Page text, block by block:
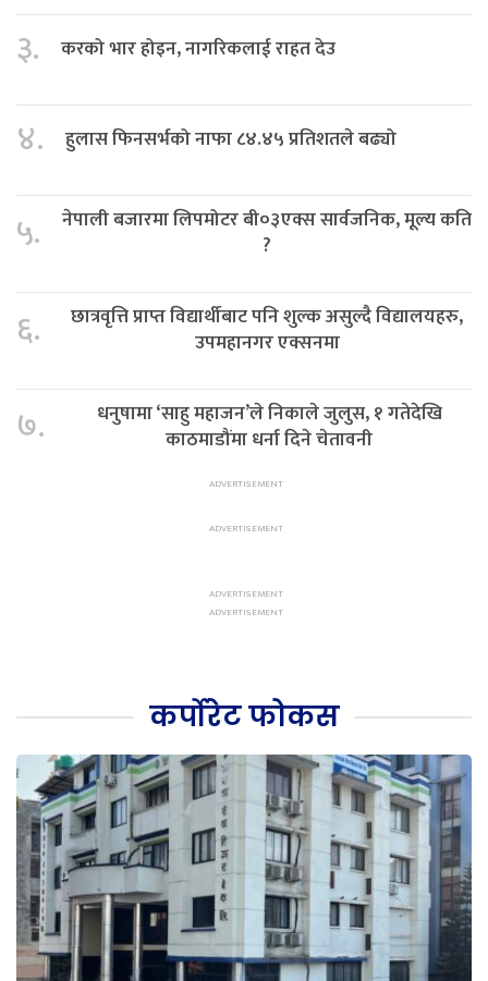
३. करको भार होइन, नागरिकलाई राहत देउ
४. हुलास फिनसर्भको नाफा ८४.४५ प्रतिशतले बढ्यो
५.
नेपाली बजारमा लिपमोटर बी०३एक्स सार्वजनिक, मूल्य कति
?
६.
छात्रवृत्ति प्राप्त विद्यार्थीबाट पनि शुल्क असुल्दै विद्यालयहरु,
उपमहानगर एक्सनमा
७.
धनुषामा ‘साहु महाजन’ले निकाले जुलुस, १ गतेदेखि
काठमाडौंमा धर्ना दिने चेतावनी
कर्पोरेट फोकस